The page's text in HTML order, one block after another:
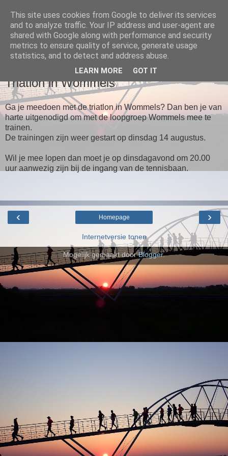
Loopgroep Wommels
Triatlon in Wommels
Ga je meedoen met de triatlon in Wommels? Dan ben je van
harte uitgenodigd om met de loopgroep Wommels mee te
trainen.
De trainingen zijn weer gestart op dinsdag 14 augustus.
Wil je mee lopen dan moet je op dinsdagavond om 20.00
uur aanwezig zijn bij de ingang van de tennisbaan.
‹ ›
Homepage
Internetversie tonen
Mogelijk gemaakt doorBlogger.
This site uses cookies from Google to deliver its services
and to analyze traffic. Your IP address and user-agent are
shared with Google along with performance and security
metrics to ensure quality of service, generate usage
statistics, and to detect and address abuse.
LEARN MORE GOT IT